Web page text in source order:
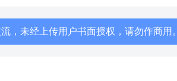
，未经上传用户书面授权，请勿作商用。